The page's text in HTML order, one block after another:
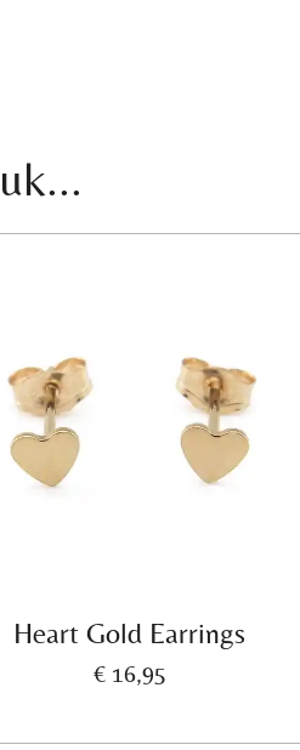
Heart Gold Earrings
€ 16,95